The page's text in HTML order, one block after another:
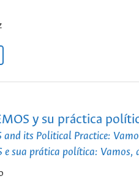
y su práctica
and its Political Practice:
e sua prática política: Vamos,